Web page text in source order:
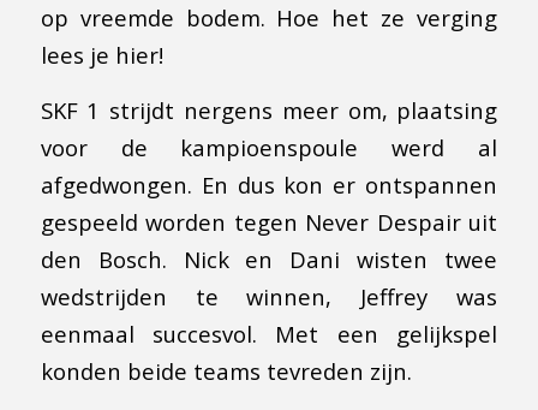
op vreemde bodem. Hoe het ze verging
lees je hier!
SKF 1 strijdt nergens meer om, plaatsing
voor de kampioenspoule werd al
afgedwongen. En dus kon er ontspannen
gespeeld worden tegen Never Despair uit
den Bosch. Nick en Dani wisten twee
wedstrijden te winnen, Jeffrey was
eenmaal succesvol. Met een gelijkspel
konden beide teams tevreden zijn.